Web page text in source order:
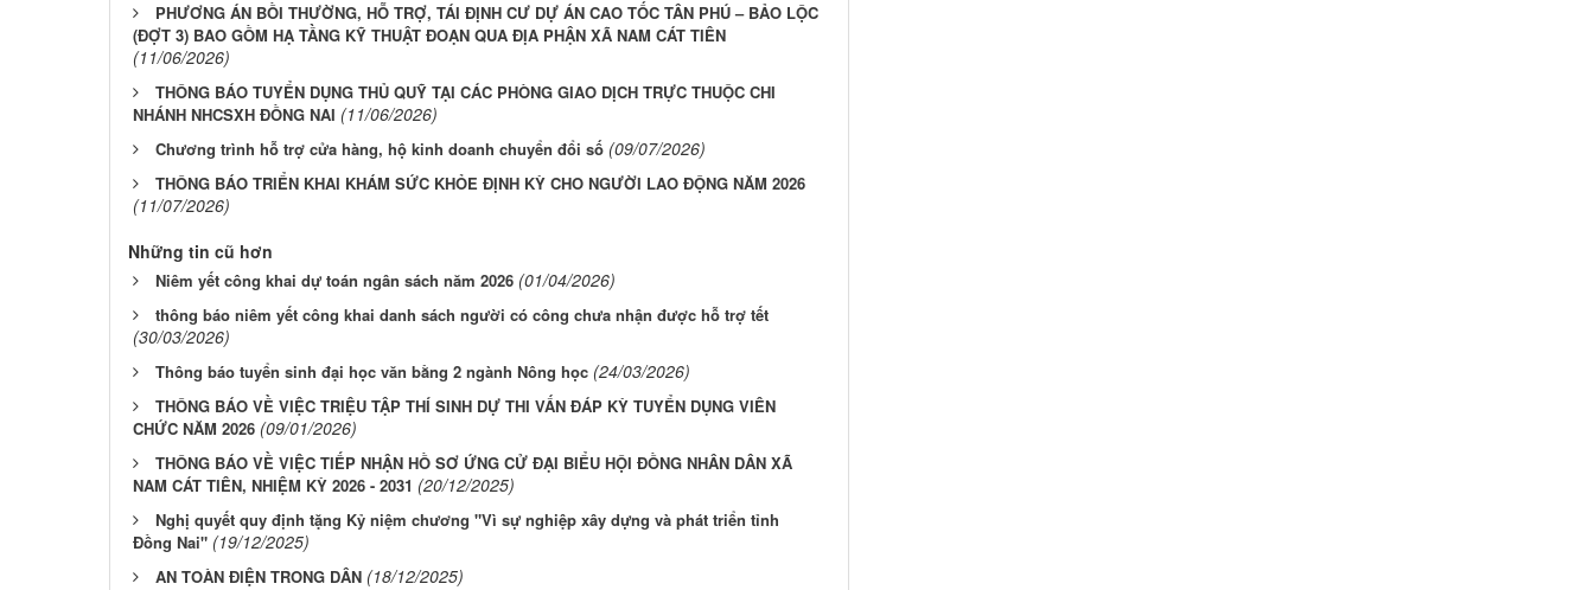
PHƯƠNG ÁN BỒI THƯỜNG, HỖ TRỢ, TÁI ĐỊNH CƯ DỰ ÁN CAO TỐC TÂN PHÚ – BẢO LỘC
(ĐỢT 3) BAO GỒM HẠ TẦNG KỸ THUẬT ĐOẠN QUA ĐỊA PHẬN XÃ NAM CÁT TIÊN
(11/06/2026)
THÔNG BÁO TUYỂN DỤNG THỦ QUỸ TẠI CÁC PHÒNG GIAO DỊCH TRỰC THUỘC CHI
NHÁNH NHCSXH ĐỒNG NAI (11/06/2026)
Chương trình hỗ trợ cửa hàng, hộ kinh doanh chuyển đổi số (09/07/2026)
THÔNG BÁO TRIỂN KHAI KHÁM SỨC KHỎE ĐỊNH KỲ CHO NGƯỜI LAO ĐỘNG NĂM 2026
(11/07/2026)
Những tin cũ hơn
Niêm yết công khai dự toán ngân sách năm 2026 (01/04/2026)
thông báo niêm yết công khai danh sách người có công chưa nhận được hỗ trợ tết
(30/03/2026)
Thông báo tuyển sinh đại học văn bằng 2 ngành Nông học (24/03/2026)
THÔNG BÁO VỀ VIỆC TRIỆU TẬP THÍ SINH DỰ THI VẤN ĐÁP KỲ TUYỂN DỤNG VIÊN
CHỨC NĂM 2026 (09/01/2026)
THÔNG BÁO VỀ VIỆC TIẾP NHẬN HỒ SƠ ỨNG CỬ ĐẠI BIỂU HỘI ĐỒNG NHÂN DÂN XÃ
NAM CÁT TIÊN, NHIỆM KỲ 2026 - 2031 (20/12/2025)
Nghị quyết quy định tặng Kỷ niệm chương "Vì sự nghiệp xây dựng và phát triển tỉnh
Đồng Nai" (19/12/2025)
AN TOÀN ĐIỆN TRONG DÂN (18/12/2025)